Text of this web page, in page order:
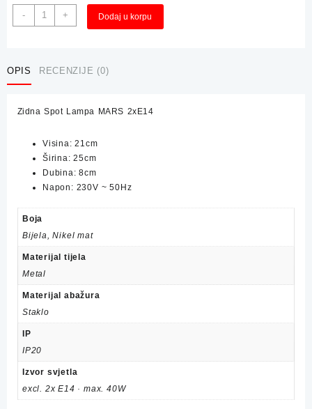
-
Zidna
Spot
2xE14
+ Dodaj u korpu
OPIS RECENZIJE (0)
Zidna Spot Lampa MARS 2xE14
Visina: 21cm
Širina: 25cm
Dubina: 8cm
Napon: 230V ~ 50Hz
Boja
Bijela, Nikel mat
Materijal tijela
Metal
Materijal abažura
Staklo
IP
IP20
Izvor svjetla
excl. 2x E14 · max. 40W